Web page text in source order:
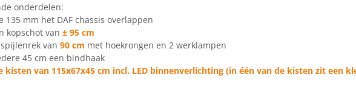
onderdelen:
135 mm het DAF chassis overlappen
kopschot van ± 95 cm
van 90 cm met hoekrongen en 2 werklampen
45 cm een bindhaak
kisten van 115x67x45 cm incl. LED binnenverlichting (in één van de kisten zit een